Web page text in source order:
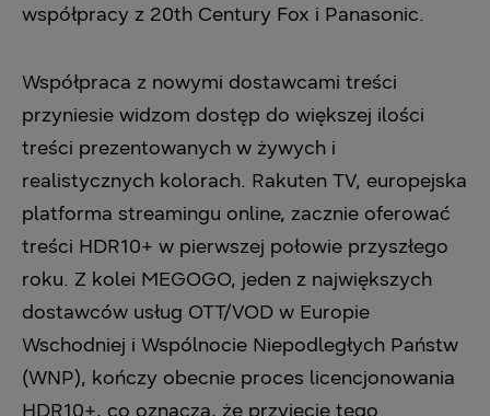
współpracy z 20th Century Fox i Panasonic.
Współpraca z nowymi dostawcami treści
przyniesie widzom dostęp do większej ilości
treści prezentowanych w żywych i
realistycznych kolorach. Rakuten TV, europejska
platforma streamingu online, zacznie oferować
treści HDR10+ w pierwszej połowie przyszłego
roku. Z kolei MEGOGO, jeden z największych
dostawców usług OTT/VOD w Europie
Wschodniej i Wspólnocie Niepodległych Państw
(WNP), kończy obecnie proces licencjonowania
HDR10+, co oznacza, że przyjęcie tego